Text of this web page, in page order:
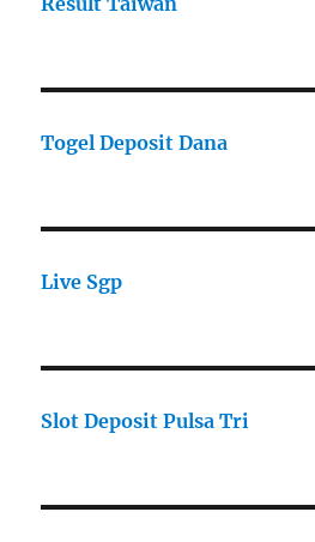
Togel Deposit Dana
Live Sgp
Slot Deposit Pulsa Tri